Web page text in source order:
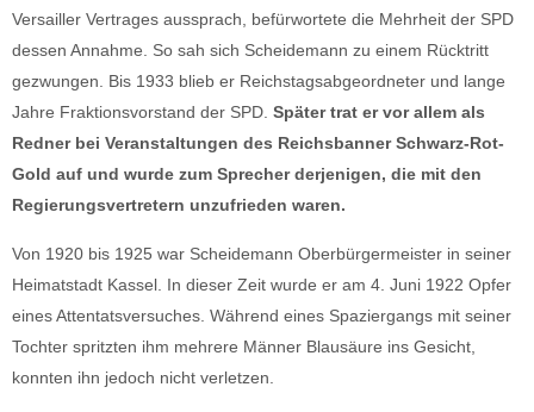
Versailler Vertrages aussprach, befürwortete die Mehrheit der SPD
dessen Annahme. So sah sich Scheidemann zu einem Rücktritt
gezwungen. Bis 1933 blieb er Reichstagsabgeordneter und lange
Jahre Fraktionsvorstand der SPD. Später trat er vor allem als
Redner bei Veranstaltungen des Reichsbanner Schwarz-Rot-
Gold auf und wurde zum Sprecher derjenigen, die mit den
Regierungsvertretern unzufrieden waren.
Von 1920 bis 1925 war Scheidemann Oberbürgermeister in seiner
Heimatstadt Kassel. In dieser Zeit wurde er am 4. Juni 1922 Opfer
eines Attentatsversuches. Während eines Spaziergangs mit seiner
Tochter spritzten ihm mehrere Männer Blausäure ins Gesicht,
konnten ihn jedoch nicht verletzen.